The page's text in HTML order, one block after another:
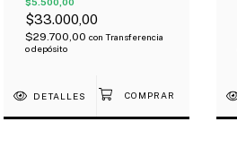
$33.000,00
$29.700,00 con Transferencia
o depósito
DETALLES